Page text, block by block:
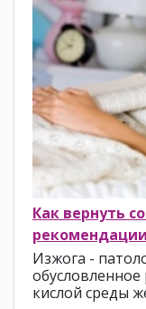
Как вернуть
рекомендации
Изжога -
кислой среды